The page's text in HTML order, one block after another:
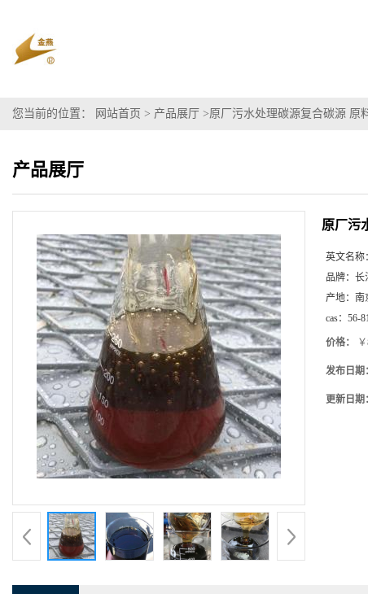
您当前的位置： 网站首页 > 产品展厅 >原厂污水处理碳源复合碳源 原
产品展厅
原厂污
英文名称：
品牌： 长
产地： 南
cas： 56-
价格：
发布日期：
更新日期：